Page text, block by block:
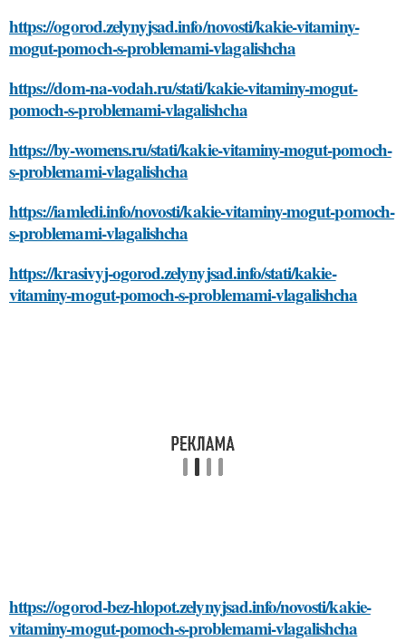
https://ogorod.zelynyjsad.info/novosti/kakie-vitaminy-
mogut-pomoch-s-problemami-vlagalishcha
https://dom-na-vodah.ru/stati/kakie-vitaminy-mogut-
pomoch-s-problemami-vlagalishcha
https://by-womens.ru/stati/kakie-vitaminy-mogut-pomoch-
s-problemami-vlagalishcha
https://iamledi.info/novosti/kakie-vitaminy-mogut-pomoch-
s-problemami-vlagalishcha
https://krasivyj-ogorod.zelynyjsad.info/stati/kakie-
vitaminy-mogut-pomoch-s-problemami-vlagalishcha
https://ogorod-bez-hlopot.zelynyjsad.info/novosti/kakie-
vitaminy-mogut-pomoch-s-problemami-vlagalishcha